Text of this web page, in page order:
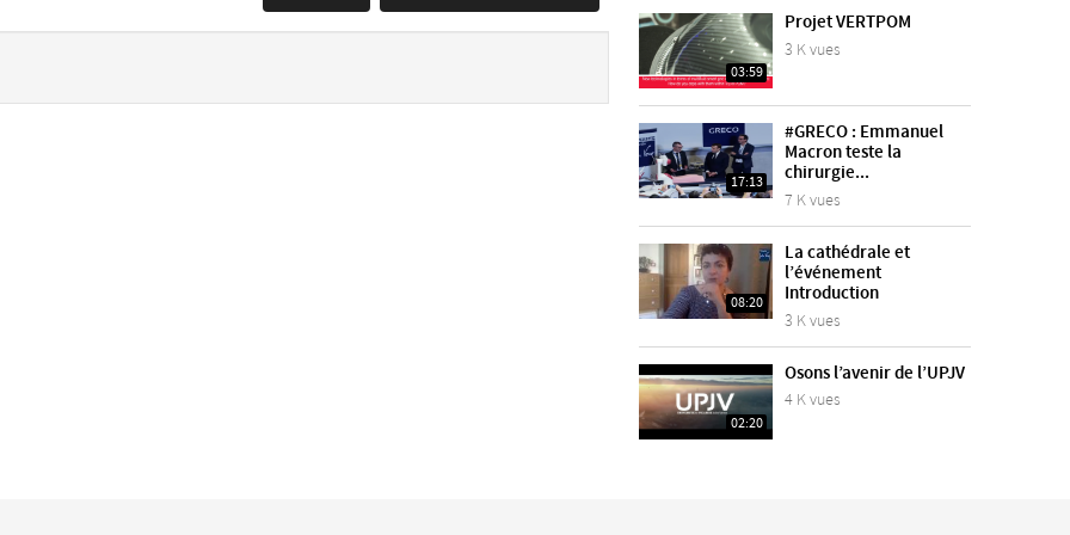
03:59
Projet VERTPOM
3 K vues
17:13
#GRECO : Emmanuel
Macron teste la
chirurgie...
7 K vues
08:20
La cathédrale et
l’événement
Introduction
3 K vues
02:20
Osons l’avenir de l’UPJV
4 K vues